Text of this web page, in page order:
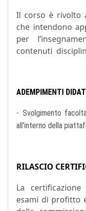
Il corso è rivolto
che intendono
per
contenuti
ADEMPIMENTI
- Svolgimento
all'interno della
RILASCIO
La
esami di profitto